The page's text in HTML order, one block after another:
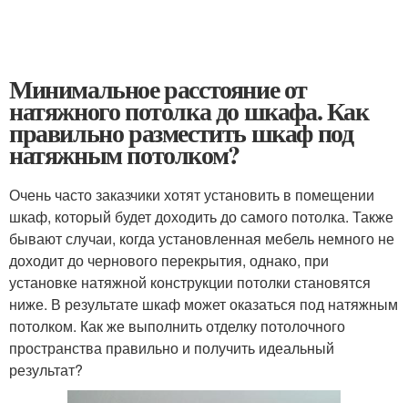
Минимальное расстояние от
натяжного потолка до шкафа. Как
правильно разместить шкаф под
натяжным потолком?
Очень часто заказчики хотят установить в помещении
шкаф, который будет доходить до самого потолка. Также
бывают случаи, когда установленная мебель немного не
доходит до чернового перекрытия, однако, при
установке натяжной конструкции потолки становятся
ниже. В результате шкаф может оказаться под натяжным
потолком. Как же выполнить отделку потолочного
пространства правильно и получить идеальный
результат?